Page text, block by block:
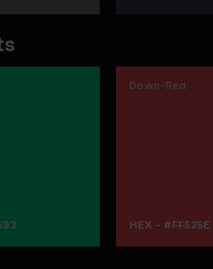
Down-Red
HEX - #FF525E